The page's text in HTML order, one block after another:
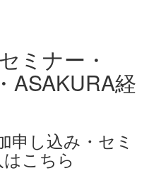
ミナー・
ASAKURA経
申し込み・セミ
こちら